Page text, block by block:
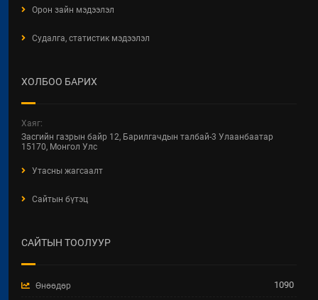
Орон зайн мэдээлэл
Судалга, статистик мэдээлэл
ХОЛБОО БАРИХ
Хаяг:
Засгийн газрын байр 12, Барилгачдын талбай-3 Улаанбаатар
15170, Монгол Улс
Утасны жагсаалт
Сайтын бүтэц
САЙТЫН ТООЛУУР
Өнөөдөр 1090